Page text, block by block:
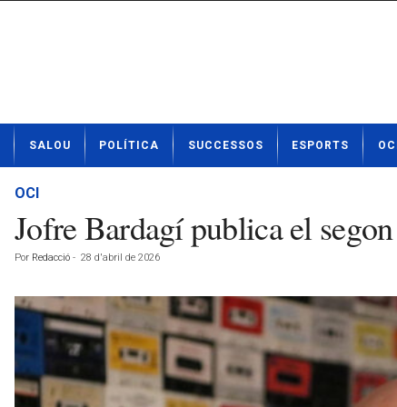
t
SALOU POLÍTICA SUCCESSOS ESPORTS OCI
OCI
Jofre Bardagí publica el
Por Redacció - 28 d'abril de 2026